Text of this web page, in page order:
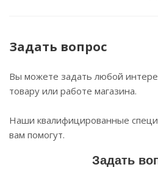
Задать вопрос
Вы можете задать любой
товару или работе магазина.
Наши квалифицированные
вам помогут.
Задать